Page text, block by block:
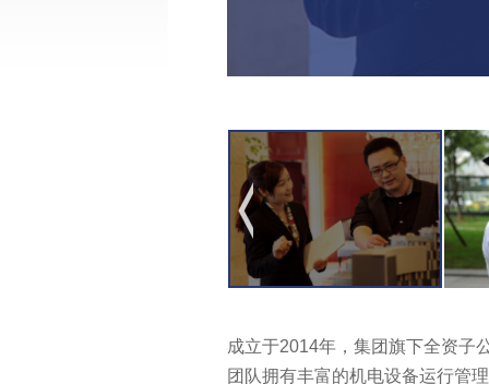
成立于2014年，集团旗下全资子
团队拥有丰富的机电设备运行管